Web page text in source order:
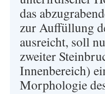
das
zur Auffüllung
ausreicht, soll
zweiter
Innenbereich)
Morphologie